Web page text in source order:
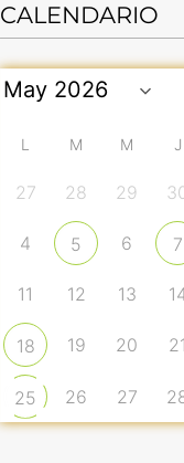
CALENDARIO
L M M J
27 28 29
4 5 6 7
11 12 13
18 19 20 21
25 26 27